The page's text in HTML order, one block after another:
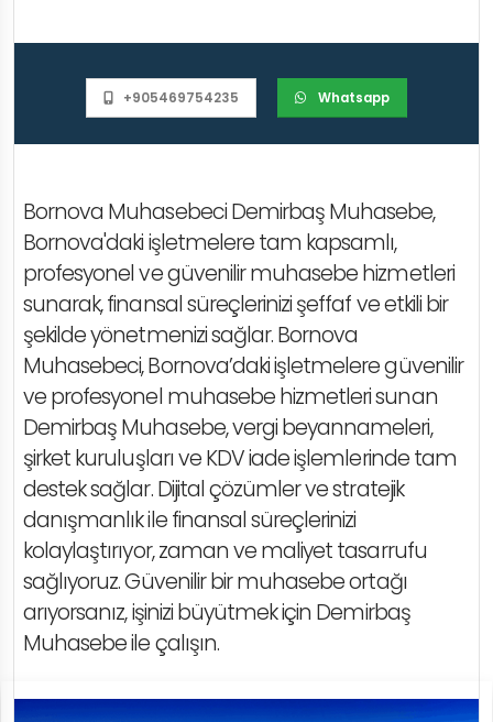
+905469754235 Whatsapp
Bornova Muhasebeci Demirbaş Muhasebe,
Bornova'daki işletmelere tam kapsamlı,
profesyonel ve güvenilir muhasebe hizmetleri
sunarak, finansal süreçlerinizi şeffaf ve etkili bir
şekilde yönetmenizi sağlar. Bornova
Muhasebeci, Bornova’daki işletmelere güvenilir
ve profesyonel muhasebe hizmetleri sunan
Demirbaş Muhasebe, vergi beyannameleri,
şirket kuruluşları ve KDV iade işlemlerinde tam
destek sağlar. Dijital çözümler ve stratejik
danışmanlık ile finansal süreçlerinizi
kolaylaştırıyor, zaman ve maliyet tasarrufu
sağlıyoruz. Güvenilir bir muhasebe ortağı
arıyorsanız, işinizi büyütmek için Demirbaş
Muhasebe ile çalışın.